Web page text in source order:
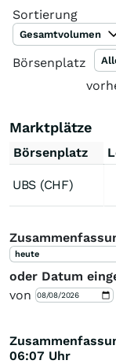
Sortierung
Gesamtvolumen
Börsenplatz
Marktplätze
Börsenplatz
UBS (CHF)
heute
oder Datum
von
06:07 Uhr